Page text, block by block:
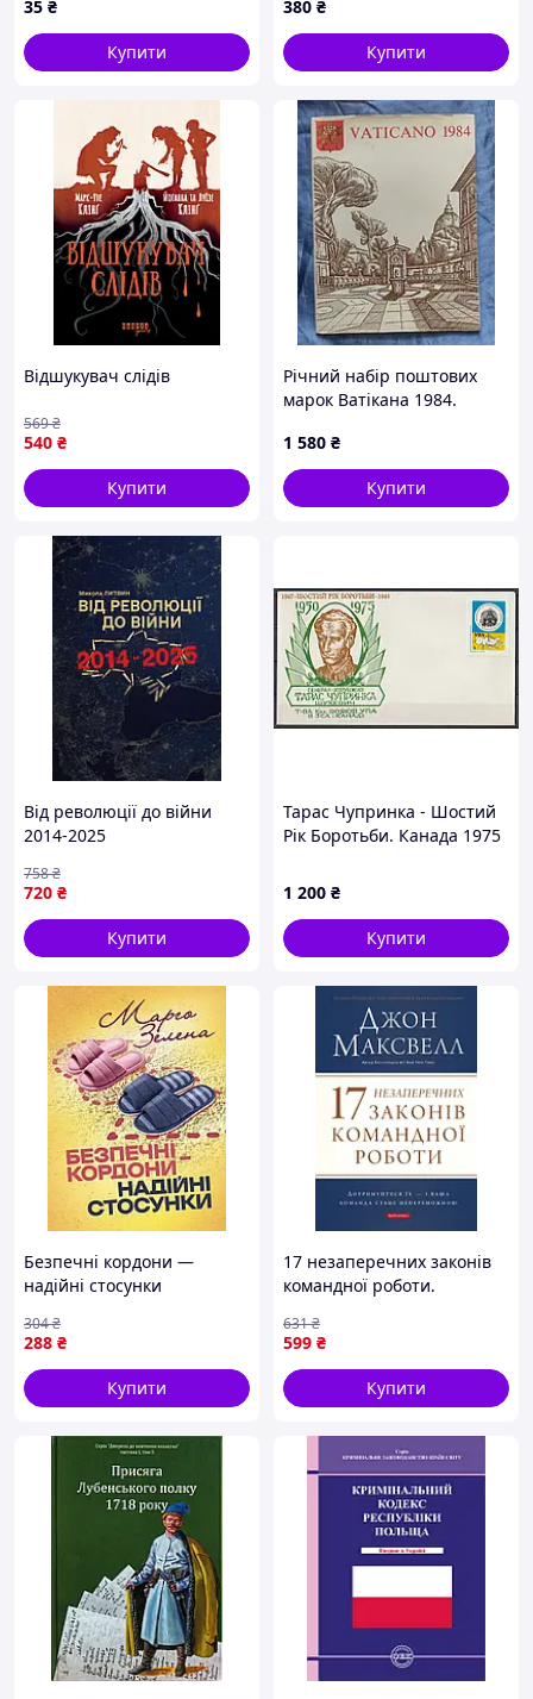
35 ₴
Купити
380 ₴
Купити
Відшукувач слідів
540 ₴
569₴
Купити
Річний набір поштових
марок Ватiкана 1984.
1 580 ₴
Купити
Від революції до війни
2014-2025
720 ₴
758₴
Купити
Тарас Чупринка - Шостий
Рік Боротьби. Канада 1975
1 200 ₴
Купити
Безпечні кордони —
надійні стосунки
288 ₴
304₴
Купити
17 незаперечних законів
командної роботи.
команда стане
непереможною
599 ₴
631₴
Купити